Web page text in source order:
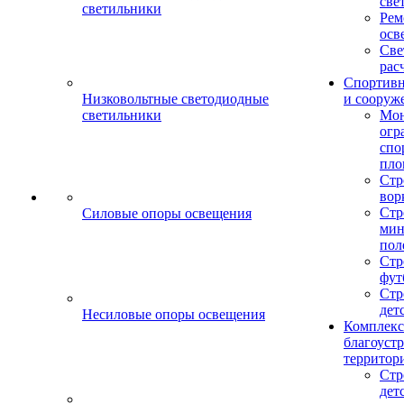
светильники
Низковольтные светодиодные
светильники
Силовые опоры освещения
Несиловые опоры освещения
и